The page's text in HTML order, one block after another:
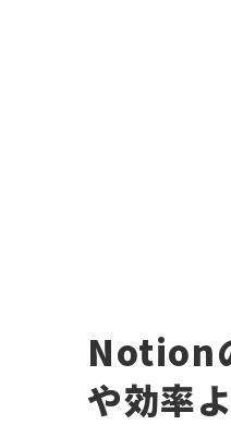
Notion
や効率